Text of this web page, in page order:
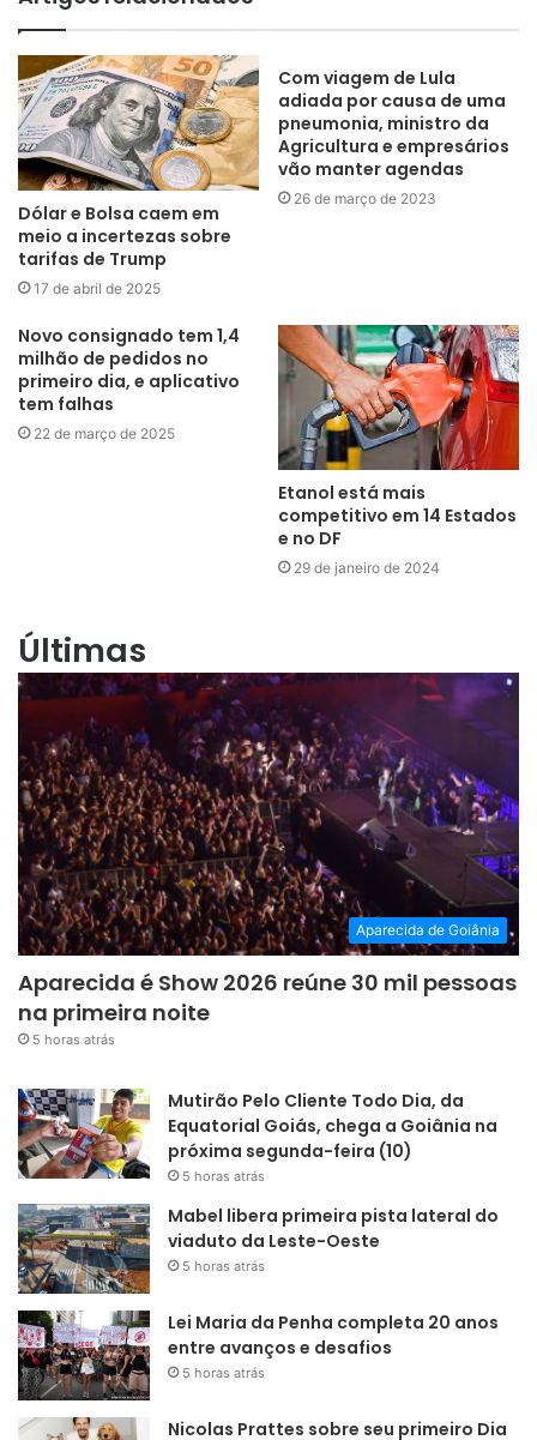
Dólar e Bolsa caem em
meio a incertezas sobre
tarifas de Trump
17 de abril de 2025
Com viagem de Lula
adiada por causa de uma
pneumonia, ministro da
Agricultura e empresários
vão manter agendas
26 de março de 2023
Novo consignado tem 1,4
milhão de pedidos no
primeiro dia, e aplicativo
tem falhas
22 de março de 2025
Etanol está mais
competitivo em 14 Estados
e no DF
29 de janeiro de 2024
Últimas
Aparecida de Goiânia
Aparecida é Show 2026 reúne 30 mil pessoas
na primeira noite
5 horas atrás
Mutirão Pelo Cliente Todo Dia, da
Equatorial Goiás, chega a Goiânia na
próxima segunda-feira (10)
5 horas atrás
Mabel libera primeira pista lateral do
viaduto da Leste-Oeste
5 horas atrás
Lei Maria da Penha completa 20 anos
entre avanços e desafios
5 horas atrás
Nicolas Prattes sobre seu primeiro Dia